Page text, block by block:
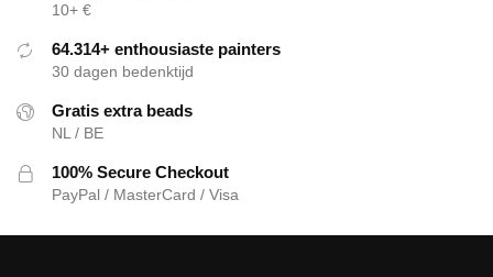
10+ €
64.314+ enthousiaste painters
30 dagen bedenktijd
Gratis extra beads
NL / BE
100% Secure Checkout
PayPal / MasterCard / Visa